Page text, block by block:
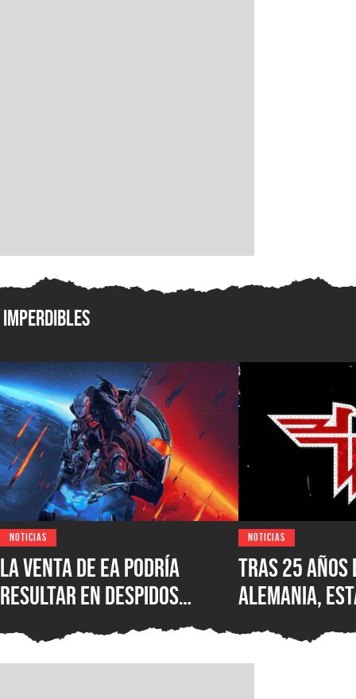
Imperdibles
NOTICIAS
La venta de EA podría
resultar en despidos
masivos y la venta de
estudios como BioWare,
NOTICIAS
Tras 25 años
Alemania,
disponible